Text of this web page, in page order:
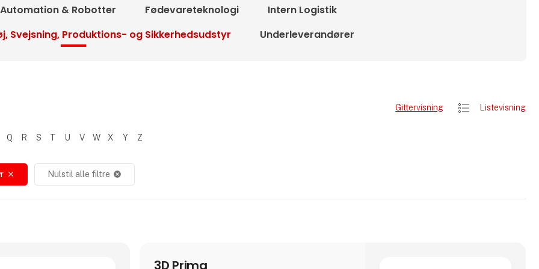
Automation & Robotter Fødevareteknologi
Intern Logistik
Svejsning, Produktions- og Sikkerhedsudstyr
Underleverandører
Q R S T U V W X Y Z
close Nulstil alle filtre cancel
Gittervisning Listevisning
3D Prima